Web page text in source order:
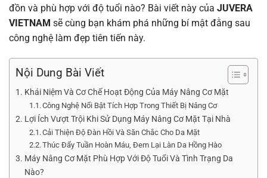
đồn và phù hợp với độ tuổi nào? Bài viết này của JUVERA
VIETNAM sẽ cùng bạn khám phá những bí mật đằng sau
công nghệ làm đẹp tiên tiến này.
Nội Dung Bài Viết
Khái Niệm Và Cơ Chế Hoạt Động Của Máy Nâng Cơ Mặt
Công Nghệ Nổi Bật Tích Hợp Trong Thiết Bị Nâng Cơ
Lợi Ích Vượt Trội Khi Sử Dụng Máy Nâng Cơ Mặt Tại Nhà
Cải Thiện Độ Đàn Hồi Và Săn Chắc Cho Da Mặt
Thúc Đẩy Tuần Hoàn Máu, Đem Lại Làn Da Hồng Hào
Máy Nâng Cơ Mặt Phù Hợp Với Độ Tuổi Và Tình Trạng Da
Nào?